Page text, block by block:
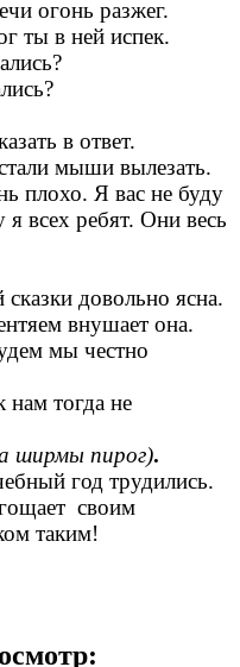
огонь разжег.
ты в ней испек.
в ответ.
мыши вылезать.
плохо. Я вас не буду
всех ребят. Они весь
довольно ясна.
внушает она.
мы честно
тогда не
ширмы пирог).
год трудились.
своим
таким!